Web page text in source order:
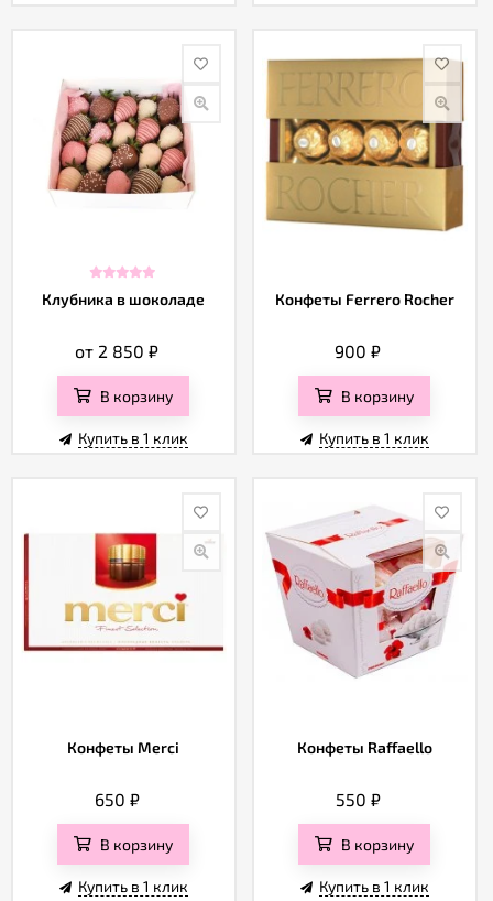
Клубника в шоколаде
от 2 850₽
В корзину
Купить в 1 клик
Конфеты Ferrero Rocher
900₽
В корзину
Купить в 1 клик
Конфеты Merci
650 ₽
В корзину
Купить в 1 клик
Конфеты Raffaello
550 ₽
В корзину
Купить в 1 клик